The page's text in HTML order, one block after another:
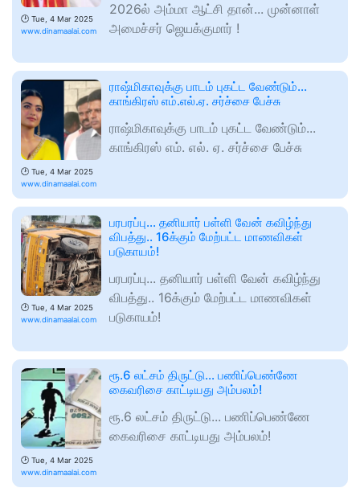
🕑 Tue, 4 Mar 2025
www.dinamaalai.com
2026ல் அம்மா ஆட்சி தான்... முன்னாள்
அமைச்சர் ஜெயக்குமார் !
🕑 Tue, 4 Mar 2025
www.dinamaalai.com
ராஷ்மிகாவுக்கு பாடம் புகட்ட வேண்டும்...
காங்கிரஸ் எம்.எல்.ஏ. சர்ச்சை பேச்சு
ராஷ்மிகாவுக்கு பாடம் புகட்ட வேண்டும்...
காங்கிரஸ் எம். எல். ஏ. சர்ச்சை பேச்சு
🕑 Tue, 4 Mar 2025
www.dinamaalai.com
பரபரப்பு... தனியார் பள்ளி வேன் கவிழ்ந்து
விபத்து.. 16க்கும் மேற்பட்ட மாணவிகள்
படுகாயம்!
பரபரப்பு... தனியார் பள்ளி வேன் கவிழ்ந்து
விபத்து.. 16க்கும் மேற்பட்ட மாணவிகள்
படுகாயம்!
🕑 Tue, 4 Mar 2025
www.dinamaalai.com
ரூ.6 லட்சம் திருட்டு... பணிப்பெண்ணே
கைவரிசை காட்டியது அம்பலம்!
ரூ.6 லட்சம் திருட்டு... பணிப்பெண்ணே
கைவரிசை காட்டியது அம்பலம்!